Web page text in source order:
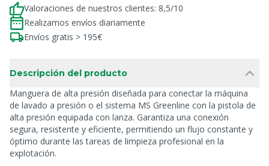
Valoraciones de nuestros clientes: 8,5/10
Realizamos envíos diariamente
Envíos gratis > 195€
Descripción del producto
Manguera de alta presión diseñada para conectar la máquina
de lavado a presión o el sistema MS Greenline con la pistola de
alta presión equipada con lanza. Garantiza una conexión
segura, resistente y eficiente, permitiendo un flujo constante y
óptimo durante las tareas de limpieza profesional en la
explotación.